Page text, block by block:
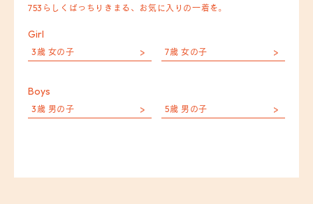
753らしくばっちりきまる、お気に入りの一着を。
Girl
3歳 女の子 7歳 女の子
Boys
3歳 男の子 5歳 男の子